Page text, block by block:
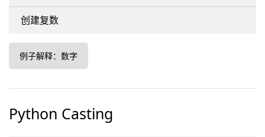
创建复数
例子解释：数字
Python Casting